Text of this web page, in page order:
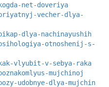
net-doveriya
vecher-dlya-
dlya-nachinayushih
otnoshenij-s-
vlyubit-v-sebya-raka
mujchinoj
udobnye-dlya-mujchin